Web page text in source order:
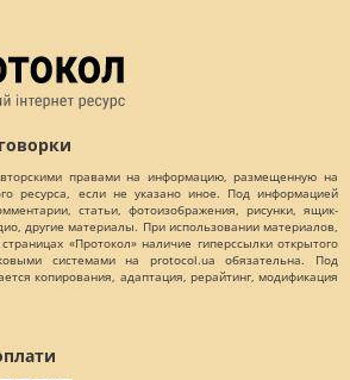
правами на информацию, размещенную на
ресурса, если не указано иное. Под информацией
статьи, фотоизображения, рисунки, ящик-
другие материалы. При использовании материалов,
«Протокол» наличие гиперссылки открытого
системами на protocol.ua обязательна. Под
копирования, адаптация, рерайтинг, модификация